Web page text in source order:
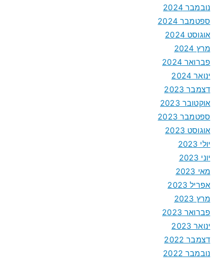
נובמבר 2024
ספטמבר 2024
אוגוסט 2024
מרץ 2024
פברואר 2024
ינואר 2024
דצמבר 2023
אוקטובר 2023
ספטמבר 2023
אוגוסט 2023
יולי 2023
יוני 2023
מאי 2023
אפריל 2023
מרץ 2023
פברואר 2023
ינואר 2023
דצמבר 2022
נובמבר 2022